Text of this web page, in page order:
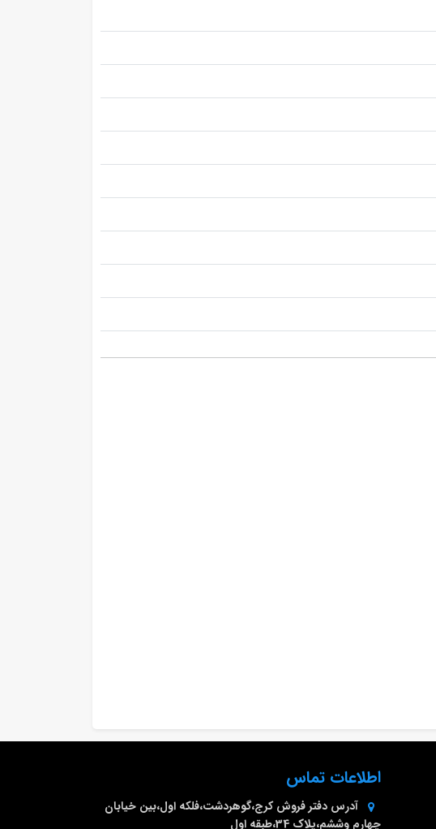
اطلاعات تماس
آدرس دفتر فروش کرج،گوهردشت،فلکه اول،بین خیابان
چهارم وششم،پلاک 34،طبقه اول